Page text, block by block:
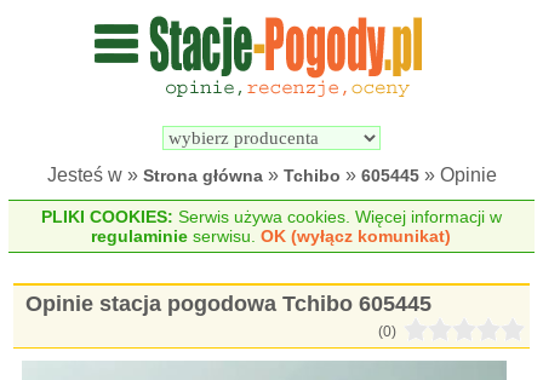
Wyszukiwarka
pogodowych
Jesteś w » Strona główna» Tchibo » 605445» Opinie
PLIKI COOKIES: Serwis używa cookies. Więcej informacji w
regulaminie serwisu.OK (wyłącz komunikat)
Opinie stacja pogodowa Tchibo 605445
(0)